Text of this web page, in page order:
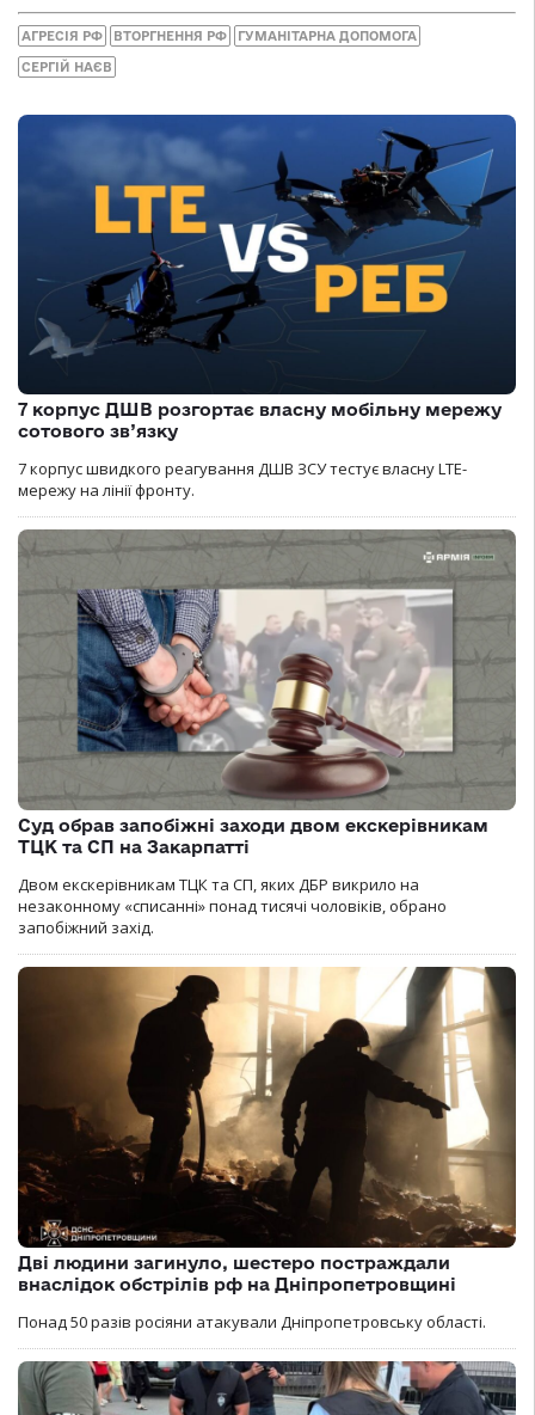
АГРЕСІЯ РФ ВТОРГНЕННЯ РФ ГУМАНІТАРНА ДОПОМОГА
СЕРГІЙ НАЄВ
7 корпус ДШВ розгортає власну мобільну мережу
сотового зв’язку
7 корпус швидкого реагування ДШВ ЗСУ тестує власну LTE-
мережу на лінії фронту.
Суд обрав запобіжні заходи двом екскерівникам
ТЦК та СП на Закарпатті
Двом екскерівникам ТЦК та СП, яких ДБР викрило на
незаконному «списанні» понад тисячі чоловіків, обрано
запобіжний захід.
Дві людини загинуло, шестеро постраждали
внаслідок обстрілів рф на Дніпропетровщині
Понад 50 разів росіяни атакували Дніпропетровську області.